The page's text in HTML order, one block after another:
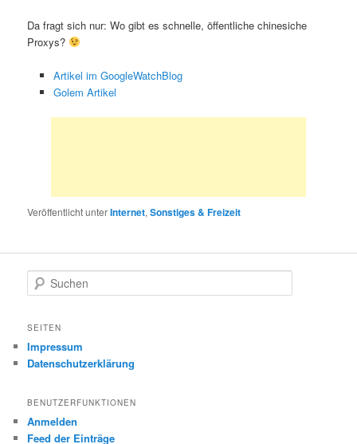
Da fragt sich nur: Wo gibt es schnelle, öffentliche chinesiche
Proxys?
Artikel im GoogleWatchBlog
Golem Artikel
Veröffentlicht unterInternet,Sonstiges & Freizeit
u
h
n
SEITEN
Impressum
Datenschutzerklärung
BENUTZERFUNKTIONEN
Anmelden
Feed der Einträge